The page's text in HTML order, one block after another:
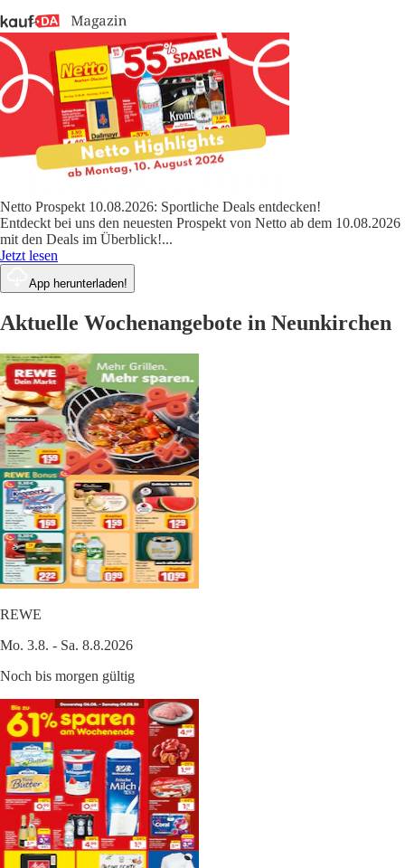
Netto Prospekt 10.08.2026: Sportliche Deals entdecken!
Entdeckt bei uns den neuesten Prospekt von Netto ab dem 10.08.2026
mit den Deals im Überblick!...
Jetzt lesen
App herunterladen!
Aktuelle Wochenangebote in Neunkirchen
REWE
Mo. 3.8. - Sa. 8.8.2026
Noch bis morgen gültig